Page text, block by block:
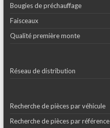
Bougies de préchauffage
Faisceaux
Qualité première monte
Réseau de distribution
Recherche de pièces par véhicule
Recherche de pièces par référence